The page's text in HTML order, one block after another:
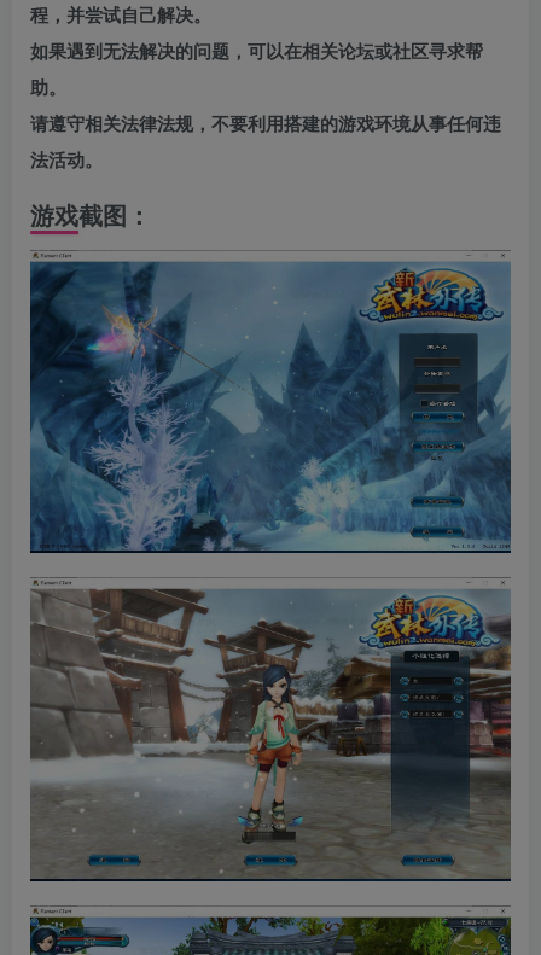
程，并尝试自己解决。
如果遇到无法解决的问题，可以在相关论坛或社区寻求帮
助。
请遵守相关法律法规，不要利用搭建的游戏环境从事任何违
法活动。
游戏截图：